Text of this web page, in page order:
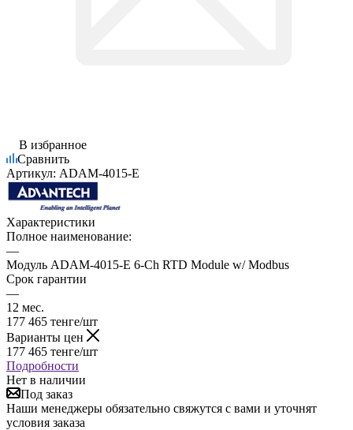
В избранное
Сравнить
Артикул: ADAM-4015-E
Характеристики
Полное наименование:
—
Модуль ADAM-4015-E 6-Ch RTD Module w/ Modbus
Срок гарантии
—
12 мес.
177 465 тенге/шт
Варианты цен
177 465 тенге/шт
Подробности
Нет в наличии
Под заказ
Наши менеджеры обязательно свяжутся с вами и уточнят
условия заказа